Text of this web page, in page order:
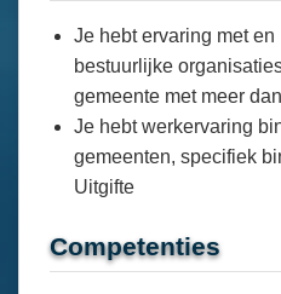
Je hebt ervaring met
bestuurlijke
gemeente met meer
Je hebt werkervaring
gemeenten, specifiek
Uitgifte
Competenties